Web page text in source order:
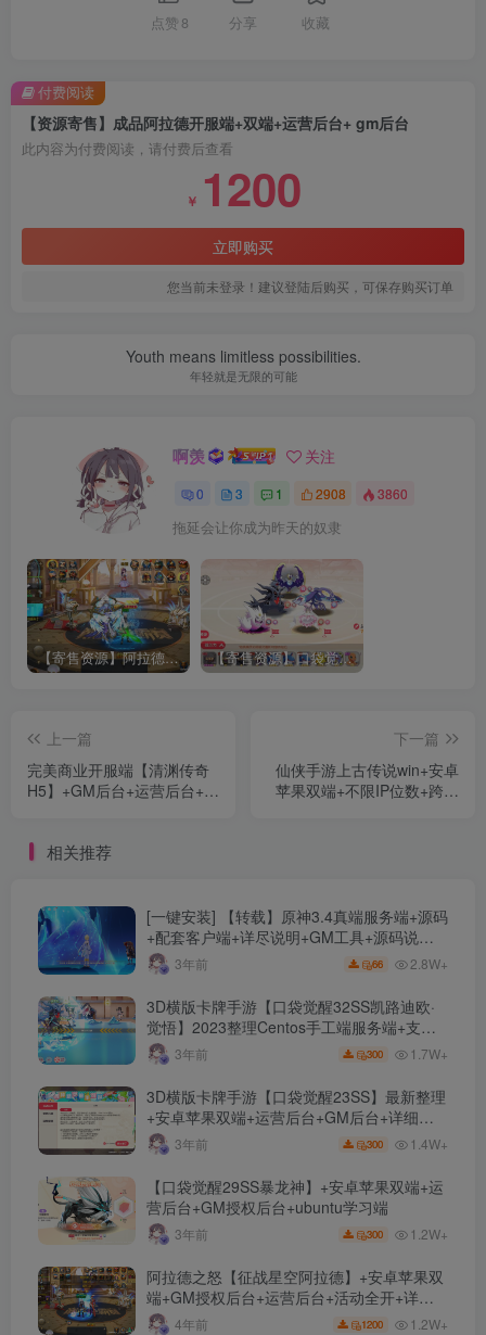
点赞 8 分享 收藏
【资源寄售】成品阿拉德开服端+双端+运营后台+ gm后台
此内容为付费阅读，请付费后查看
￥ 1200
立即购买
您当前未登录！建议登陆后购买，可保存购买订单
付费阅读
Youth means limitless possibilities.
年轻就是无限的可能
啊羡 关注
0 3 1 2908 3860
拖延会让你成为昨天的奴隶
【寄售资源】阿拉德之怒回归大陆+GM授权后台+用户后台+运营后台+安卓iOS双端 【寄售资源】口袋觉醒修复版+运营管理后台+授权后台+多功能玩家后台
上一篇
完美商业开服端【清渊传奇
H5】+GM后台+运营后台+自
下一篇
仙侠手游上古传说win+安卓
苹果双端+不限IP位数+跨服
相关推荐
[一键安装] 【转载】原神3.4真端服务端+源码
+配套客户端+详尽说明+GM工具+源码说明
文件3年前 66 2.8W+
3D横版卡牌手游【口袋觉醒32SS凯路迪欧·
觉悟】2023整理Centos手工端服务端+支付
对接+安卓苹果双端+运营后台+GM授权后台
+代理后台
3年前 300 1.7W+
3D横版卡牌手游【口袋觉醒23SS】最新整理
+安卓苹果双端+运营后台+GM后台+详细搭
建教程3年前 300 1.4W+
【口袋觉醒29SS暴龙神】+安卓苹果双端+运
营后台+GM授权后台+ubuntu学习端
3年前 300 1.2W+
阿拉德之怒【征战星空阿拉德】+安卓苹果双
端+GM授权后台+运营后台+活动全开+详细
教程 4年前 1200 1.2W+